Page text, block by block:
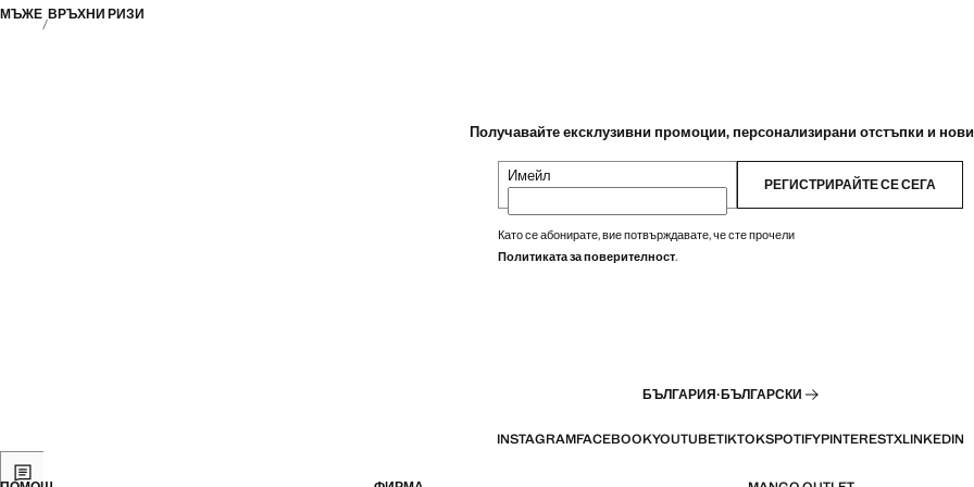
МЪЖЕ ВРЪХНИ РИЗИ
Получавайте ексклузивни промоции, персонализирани отстъпки и
Имейл РЕГИСТРИРАЙТЕ СЕ СЕГА
Като се абонирате, вие потвърждавате, че сте прочели
Политиката за поверителност.
БЪЛГАРИЯ·БЪЛГАРСКИ
INSTAGRAMFACEBOOKYOUTUBETIKTOKSPOTIFYPINTERESTXLINKEDIN